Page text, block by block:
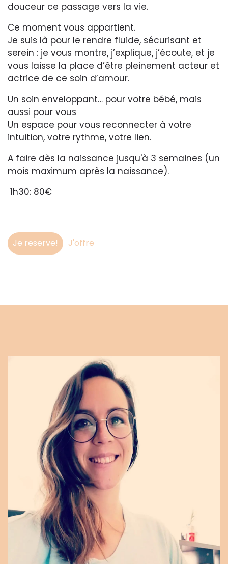
douceur ce passage vers la vie.
Ce moment vous appartient.
Je suis là pour le rendre fluide, sécurisant et
serein : je vous montre, j’explique, j’écoute, et je
vous laisse la place d’être pleinement acteur et
actrice de ce soin d’amour.
Un soin enveloppant… pour votre bébé, mais
aussi pour vous
Un espace pour vous reconnecter à votre
intuition, votre rythme, votre lien.
A faire dès la naissance jusqu'à 3 semaines (un
mois maximum après la naissance).
1h30: 80€
Je reserve! J'offre